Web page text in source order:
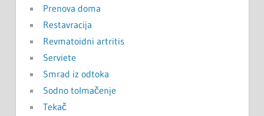
Prenova doma
Restavracija
Revmatoidni artritis
Serviete
Smrad iz odtoka
Sodno tolmačenje
Tekač